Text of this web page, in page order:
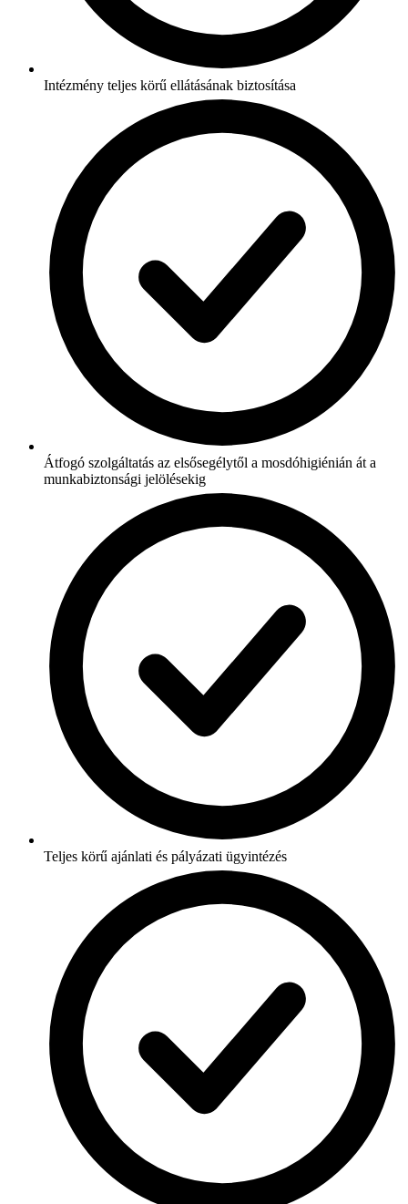
Intézmény teljes körű ellátásának biztosítása
Átfogó szolgáltatás az elsősegélytől a mosdóhigiénián át a
munkabiztonsági jelölésekig
Teljes körű ajánlati és pályázati ügyintézés